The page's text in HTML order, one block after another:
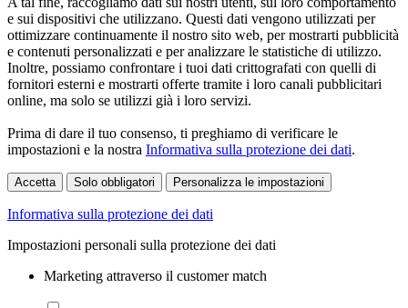
e sui dispositivi che utilizzano. Questi dati vengono utilizzati per
ottimizzare continuamente il nostro sito web, per mostrarti pubblicità
e contenuti personalizzati e per analizzare le statistiche di utilizzo.
Inoltre, possiamo confrontare i tuoi dati crittografati con quelli di
fornitori esterni e mostrarti offerte tramite i loro canali pubblicitari
online, ma solo se utilizzi già i loro servizi.
Prima di dare il tuo consenso, ti preghiamo di verificare le
impostazioni e la nostra Informativa sulla protezione dei dati.
Accetta Solo obbligatori Personalizza le impostazioni
Informativa sulla protezione dei dati
Impostazioni personali sulla protezione dei dati
Marketing attraverso il customer match